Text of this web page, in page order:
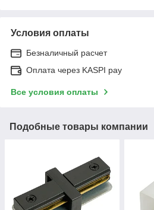
Условия оплаты
Безналичный расчет
Оплата через KASPI pay
Все условия оплаты
Подобные товары компании